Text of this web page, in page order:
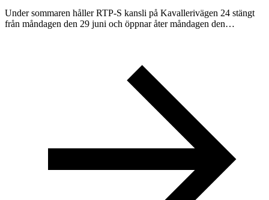
Under sommaren håller RTP-S kansli på Kavallerivägen 24 stängt
från måndagen den 29 juni och öppnar åter måndagen den…